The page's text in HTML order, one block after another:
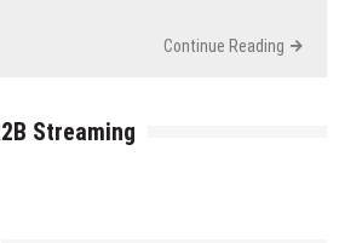
Continue Reading
Streaming